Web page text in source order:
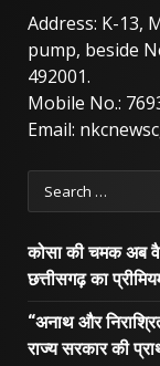
Address: K-13,
pump, beside
492001.
Mobile No.:
Email:
Search
for:
कोसा की चमक अब
छत्तीसगढ़ का
“अनाथ और
राज्य सरकार की